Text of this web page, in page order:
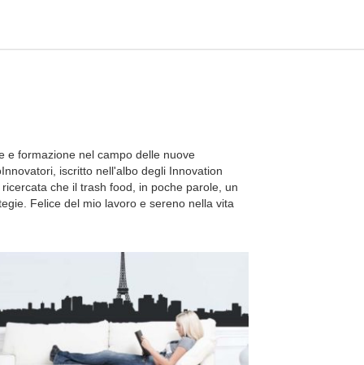
e formazione nel campo delle nuove
iscritto nell'albo degli Innovation
che il trash food, in poche parole, un
Felice del mio lavoro e sereno nella vita